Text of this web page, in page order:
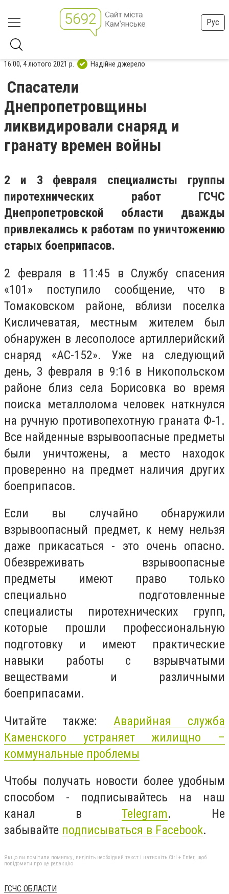
Рус
16:00, 4 лютого 2021 р. Надійне джерело
Спасатели
Днепропетровщины
ликвидировали снаряд и
гранату времен войны
2 и 3 февраля специалисты группы
пиротехнических работ ГСЧС
Днепропетровской области дважды
привлекались к работам по уничтожению
старых боеприпасов.
2 февраля в 11:45 в Службу спасения
«101» поступило сообщение, что в
Томаковском районе, вблизи поселка
Кисличеватая, местным жителем был
обнаружен в лесополосе артиллерийский
снаряд «АС-152». Уже на следующий
день, 3 февраля в 9:16 в Никопольском
районе близ села Борисовка во время
поиска металлолома человек наткнулся
на ручную противопехотную граната Ф-1.
Все найденные взрывоопасные предметы
были уничтожены, а место находок
проверенно на предмет наличия других
боеприпасов.
Если вы случайно обнаружили
взрывоопасный предмет, к нему нельзя
даже прикасаться - это очень опасно.
Обезвреживать взрывоопасные
предметы имеют право только
специально подготовленные
специалисты пиротехнических групп,
которые прошли профессиональную
подготовку и имеют практические
навыки работы с взрывчатыми
веществами и различными
боеприпасами.
Читайте также: Аварийная служба
Каменского устраняет жилищно –
коммунальные проблемы
Чтобы получать новости более удобным
способом - подписывайтесь на наш
канал вTelegram. Не
забывайте подписываться в Facebook.
Якщо ви помітили помилку, виділіть необхідний текст і натисніть Ctrl + Enter, щоб
повідомити про це редакцію
ГСЧС ОБЛАСТИ